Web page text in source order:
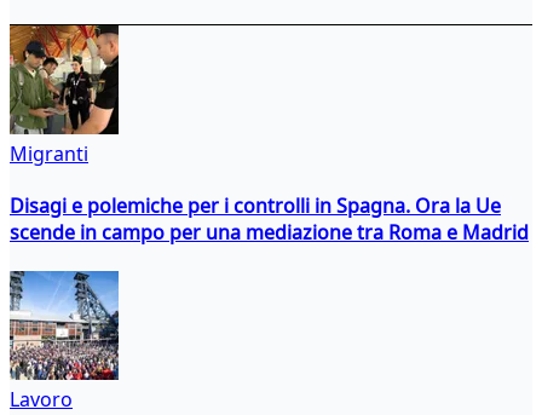
Migranti
Disagi e polemiche per i controlli in Spagna. Ora la Ue
scende in campo per una mediazione tra Roma e Madrid
Lavoro